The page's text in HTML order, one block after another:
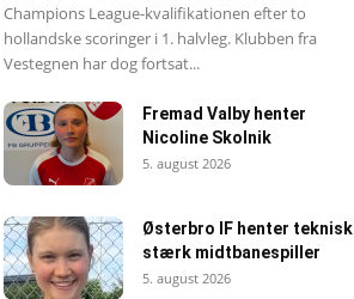
Champions League-kvalifikationen efter to
hollandske scoringer i 1. halvleg. Klubben fra
Vestegnen har dog fortsat...
Fremad Valby henter
Nicoline Skolnik
5. august 2026
Østerbro IF henter teknisk
stærk midtbanespiller
5. august 2026